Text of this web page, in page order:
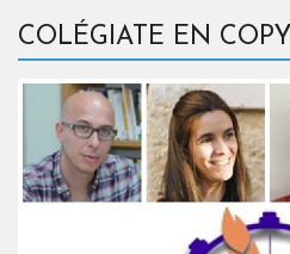
COLÉGIATE EN